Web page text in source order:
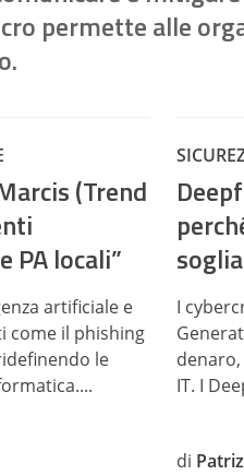
permette alle
(Trend
PA locali”
artificiale e
come il phishing
le
I
IT. I
di